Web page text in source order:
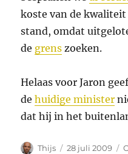
koste van de
stand, omdat
de grens zoeken.
Helaas voor Jaron
dehuidige minister
dat hij in het
Auteur
Thijs
Geplaatst
28 juli 2009